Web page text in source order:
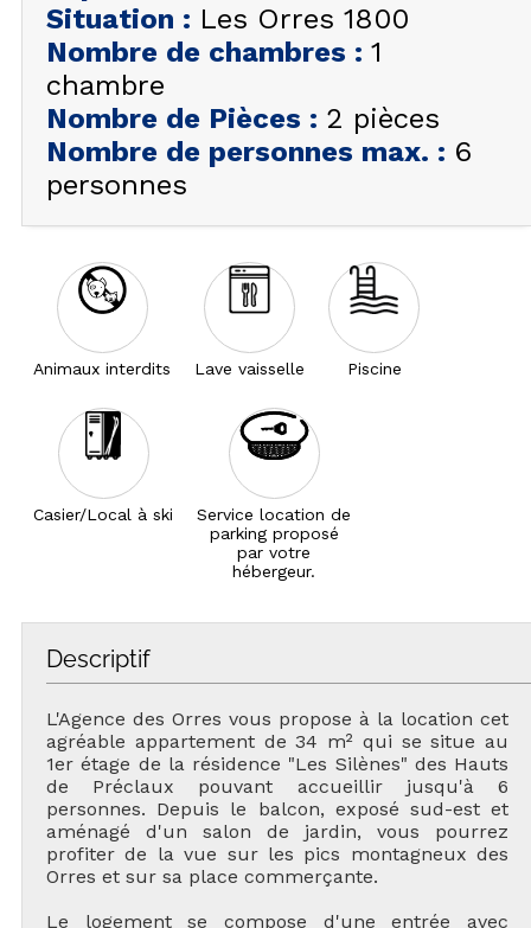
Situation : Les Orres 1800
Nombre de chambres : 1
chambre
Nombre de Pièces : 2 pièces
Nombre de personnes max. : 6
personnes
Animaux interdits Lave vaisselle Piscine
Casier/Local à ski
Service location de
parking proposé
par votre
hébergeur.
Descriptif
L'Agence des Orres vous propose à la location cet
agréable appartement de 34 m² qui se situe au
1er étage de la résidence "Les Silènes" des Hauts
de Préclaux pouvant accueillir jusqu'à 6
personnes. Depuis le balcon, exposé sud-est et
aménagé d'un salon de jardin, vous pourrez
profiter de la vue sur les pics montagneux des
Orres et sur sa place commerçante.
Le logement se compose d'une entrée avec